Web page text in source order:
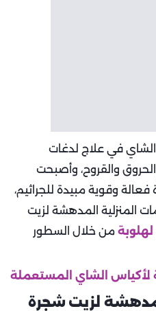
في علاج لدغات
والقروح، وأصبحت
وقوية مبيدة للجراثيم،
المنزلية المدهشة لزيت
لهلوبة من خلال السطور
لأكياس الشاي المستعملة
مدهشة لزيت شجرة